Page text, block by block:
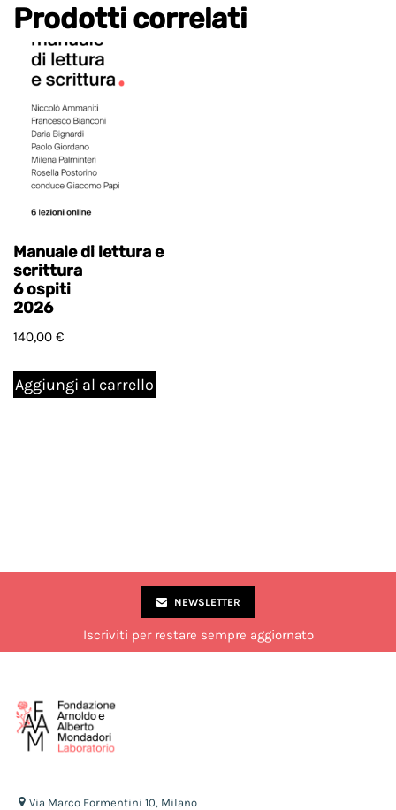
Prodotti correlati
Manuale di lettura e
scrittura
6 ospiti
2026
140,00 €
Aggiungi al carrello
NEWSLETTER
Iscriviti per restare sempre aggiornato
Via Marco Formentini 10, Milano